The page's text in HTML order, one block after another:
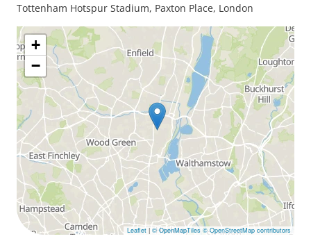
Tottenham Hotspur Stadium, Paxton Place, London
+
−
Leaflet | © OpenMapTiles © OpenStreetMap contributors